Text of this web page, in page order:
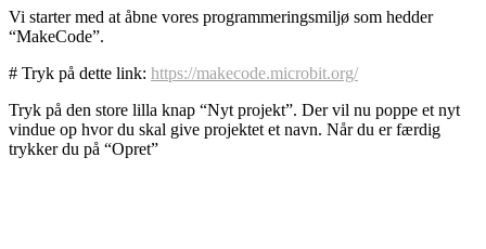
Vi starter med at åbne vores programmeringsmiljø som hedder
“MakeCode”.
# Tryk på dette link: https://makecode.microbit.org/
Tryk på den store lilla knap “Nyt projekt”. Der vil nu poppe et nyt
vindue op hvor du skal give projektet et navn. Når du er færdig
trykker du på “Opret”